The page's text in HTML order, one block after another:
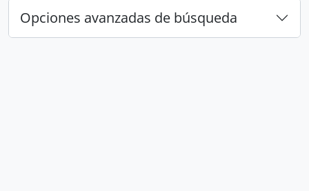
Opciones avanzadas de búsqueda